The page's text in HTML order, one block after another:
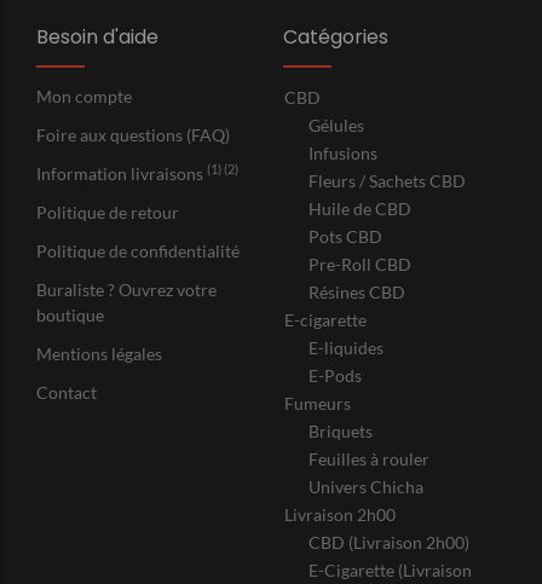
Besoin d'aide
Mon compte
Foire aux questions (FAQ)
Information livraisons (1) (2)
Politique de retour
Politique de confidentialité
Buraliste ? Ouvrez votre
boutique
Mentions légales
Contact
Catégories
CBD
Gélules
Infusions
Fleurs / Sachets CBD
Huile de CBD
Pots CBD
Pre-Roll CBD
Résines CBD
E-cigarette
E-liquides
E-Pods
Fumeurs
Briquets
Feuilles à rouler
Univers Chicha
Livraison 2h00
CBD (Livraison 2h00)
E-Cigarette (Livraison